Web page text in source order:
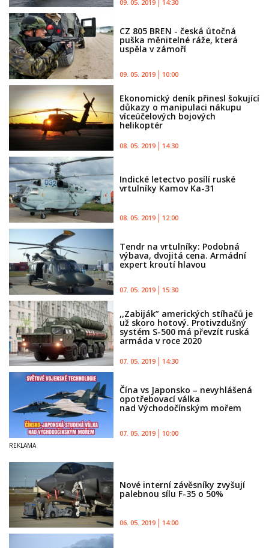
09. 05. 2019 14:30
CZ 805 BREN - česká útočná
puška měnitelné ráže, která
uspěla v zámoří
09. 05. 2019 10:00
Ekonomický deník přinesl šokující
důkazy o manipulaci nákupu
víceúčelových bojových
helikoptér
08. 05. 2019 14:30
Indické letectvo posílí ruské
vrtulníky Kamov Ka-31
08. 05. 2019 12:00
Tendr na vrtulníky: Podobná
výbava, dvojitá cena. Armádní
expert kroutí hlavou
07. 05. 2019 15:30
,,Zabiják” amerických stíhačů je
už skoro hotový. Protivzdušný
systém S-500 má převzít ruská
armáda v roce 2020
07. 05. 2019 14:30
Čína vs Japonsko – nevyhlášená
opotřebovací válka
nad Východočínským mořem
07. 05. 2019 10:00
Nové interní závěsníky zvyšují
palebnou sílu F-35 o 50%
06. 05. 2019 14:00